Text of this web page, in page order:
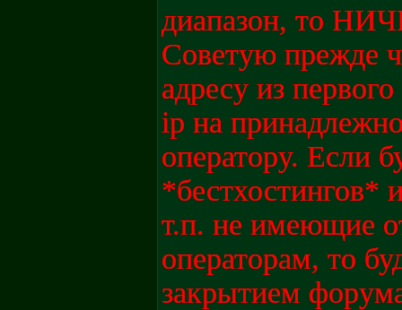
диапазон, то
Советую прежде
адресу из
ip на
оператору. Если
*бестхостингов*
т.п. не имеющие
операторам, то
закрытием